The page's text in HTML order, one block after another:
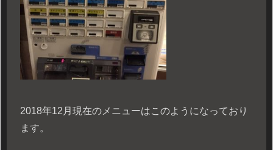
2018年12月現在のメニューはこのようになっており
ます。